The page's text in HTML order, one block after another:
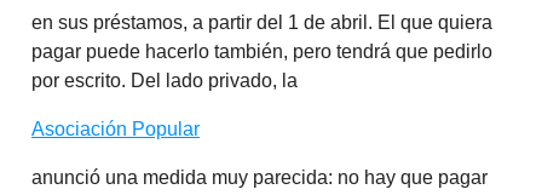
en sus préstamos, a partir del 1 de abril. El que quiera
pagar puede hacerlo también, pero tendrá que pedirlo
por escrito. Del lado privado, la
Asociación Popular
anunció una medida muy parecida: no hay que pagar